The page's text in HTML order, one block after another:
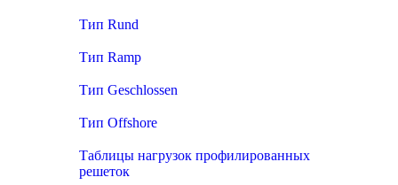
Тип Rund
Тип Ramp
Тип Geschlossen
Тип Offshore
Таблицы нагрузок профилированных
решеток